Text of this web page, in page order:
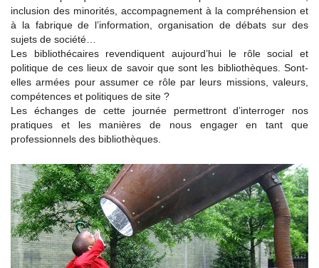
inclusion des minorités, accompagnement à la compréhension et
à la fabrique de l’information, organisation de débats sur des
sujets de société…
Les bibliothécaires revendiquent aujourd’hui le rôle social et
politique de ces lieux de savoir que sont les bibliothèques. Sont-
elles armées pour assumer ce rôle par leurs missions, valeurs,
compétences et politiques de site ?
Les échanges de cette journée permettront d’interroger nos
pratiques et les manières de nous engager en tant que
professionnels des bibliothèques.